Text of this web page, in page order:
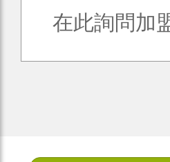
在此詢問加